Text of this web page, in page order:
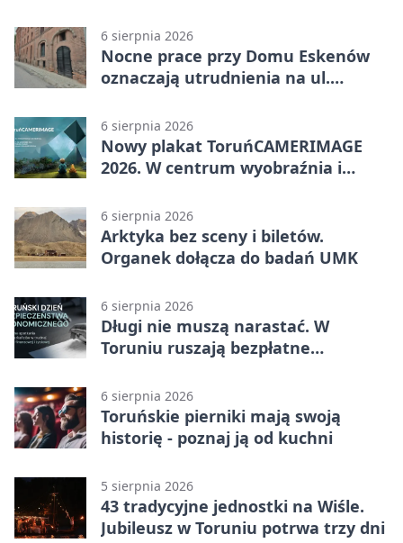
6 sierpnia 2026
Nocne prace przy Domu Eskenów
oznaczają utrudnienia na ul.
6 sierpnia 2026
Nowy plakat ToruńCAMERIMAGE
2026. W centrum wyobraźnia i
6 sierpnia 2026
Arktyka bez sceny i biletów.
Organek dołącza do badań UMK
6 sierpnia 2026
Długi nie muszą narastać. W
Toruniu ruszają bezpłatne
6 sierpnia 2026
Toruńskie pierniki mają swoją
historię - poznaj ją od kuchni
5 sierpnia 2026
43 tradycyjne jednostki na Wiśle.
Jubileusz w Toruniu potrwa trzy dni